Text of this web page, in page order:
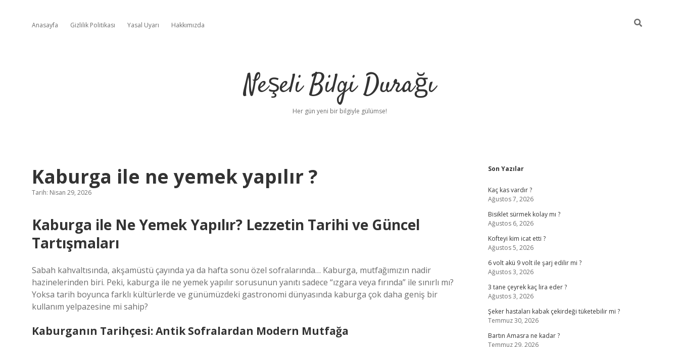
Anasayfa Gizlilik Politikası Yasal Uyarı Hakkımızda
Neşeli Bilgi Durağı
Her gün yeni bir bilgiyle gülümse!
Kaburga ile ne yemek yapılır ?
Tarih: Nisan 29, 2026
Kaburga ile Ne Yemek Yapılır? Lezzetin Tarihi ve Güncel
Tartışmaları
Sabah kahvaltısında, akşamüstü çayında ya da hafta sonu özel sofralarında… Kaburga, mutfağımızın nadir
hazinelerinden biri. Peki, kaburga ile ne yemek yapılır sorusunun yanıtı sadece “ızgara veya fırında” ile sınırlı mı?
Yoksa tarih boyunca farklı kültürlerde ve günümüzdeki gastronomi dünyasında kaburga çok daha geniş bir
kullanım yelpazesine mi sahip?
Kaburganın Tarihçesi: Antik Sofralardan Modern Mutfağa
Sidebar
Son Yazılar
Kaç kas vardır ?
Ağustos 7, 2026
Bisiklet sürmek kolay mı ?
Ağustos 6, 2026
Kofteyi kim icat etti ?
Ağustos 5, 2026
6 volt akü 9 volt ile şarj edilir mi ?
Ağustos 3, 2026
3 tane çeyrek kaç lira eder ?
Ağustos 3, 2026
Şeker hastaları kabak çekirdeği tüketebilir mi ?
Temmuz 30, 2026
Bartın Amasra ne kadar ?
Temmuz 29, 2026